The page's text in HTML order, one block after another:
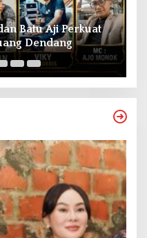
Batu Aji Perkuat
Dendang